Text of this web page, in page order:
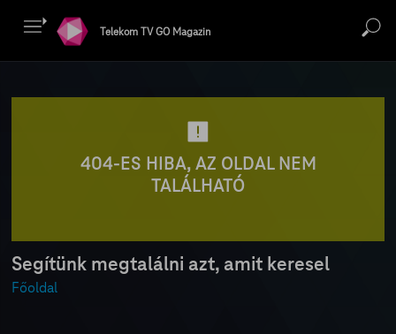
Telekom TV GO Magazin
404-ES HIBA, AZ OLDAL NEM
TALÁLHATÓ
Segítünk megtalálni azt, amit keresel
Főoldal